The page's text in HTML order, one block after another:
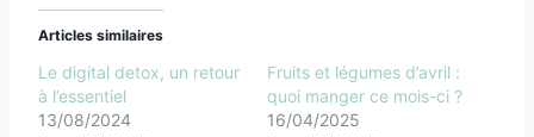
Articles similaires
Le digital detox, un retour
à l’essentiel
13/08/2024
Fruits et légumes d’avril :
quoi manger ce mois-ci ?
16/04/2025